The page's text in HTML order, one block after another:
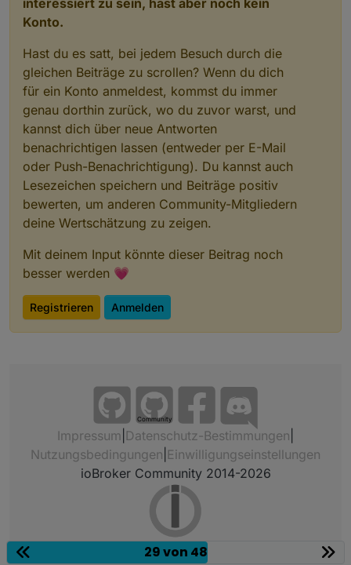
interessiert zu sein, hast aber noch kein
Konto.
Hast du es satt, bei jedem Besuch durch die
gleichen Beiträge zu scrollen? Wenn du dich
für ein Konto anmeldest, kommst du immer
genau dorthin zurück, wo du zuvor warst, und
kannst dich über neue Antworten
benachrichtigen lassen (entweder per E-Mail
oder Push-Benachrichtigung). Du kannst auch
Lesezeichen speichern und Beiträge positiv
bewerten, um anderen Community-Mitgliedern
deine Wertschätzung zu zeigen.
Mit deinem Input könnte dieser Beitrag noch
besser werden 💗
Registrieren Anmelden
Community
Impressum Datenschutz-Bestimmungen
Nutzungsbedingungen Einwilligungseinstellungen
ioBroker Community 2014-2026
29 von 48